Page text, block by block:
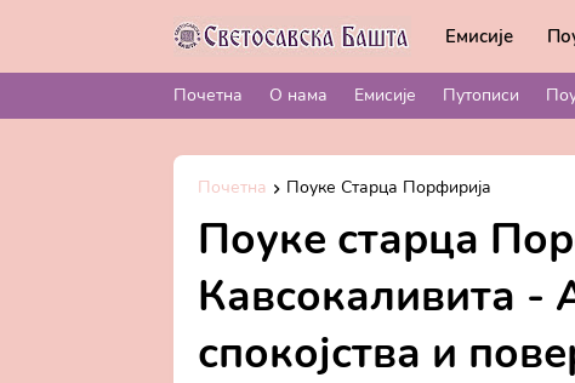
Емисије
Почетна О нама Емисије Путописи
Почетна Поуке Старца Порфирија
Поуке старца
Кавсокаливита -
спокојства и